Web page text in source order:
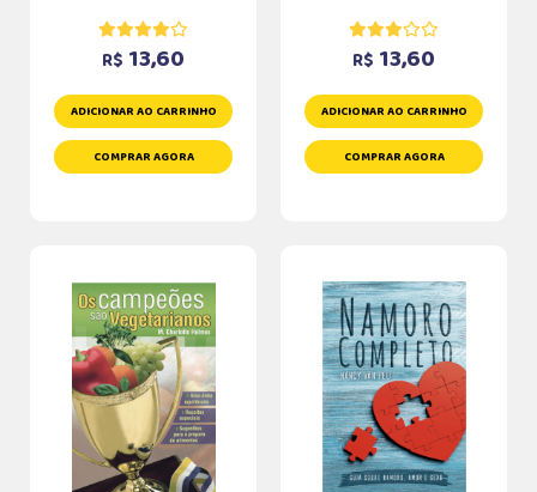
R$ 13,60
ADICIONAR AO CARRINHO
COMPRAR AGORA
R$ 13,60
ADICIONAR AO CARRINHO
COMPRAR AGORA